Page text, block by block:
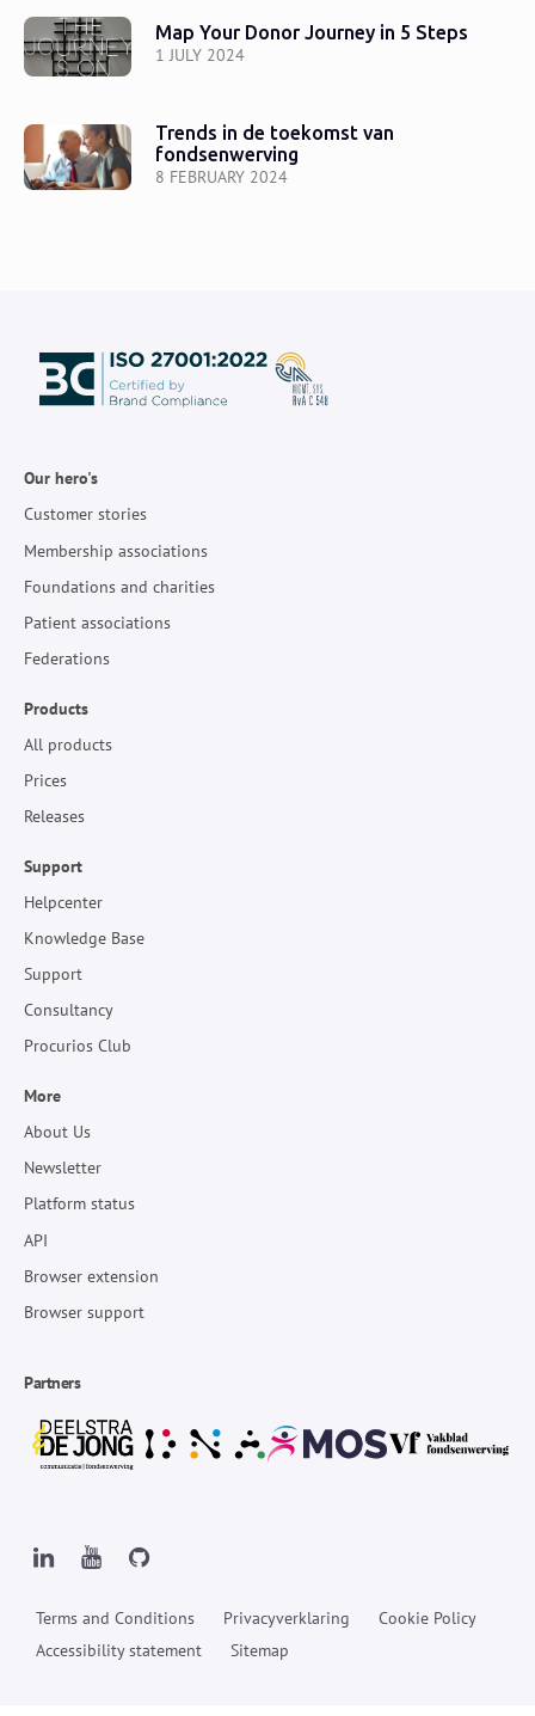
1 JULY 2024
Map Your Donor Journey in 5 Steps
8 FEBRUARY 2024
Trends in de toekomst van
fondsenwerving
Our hero's
Customer stories
Membership associations
Foundations and charities
Patient associations
Federations
Products
All products
Prices
Releases
Support
Helpcenter
Knowledge Base
Support
Consultancy
Procurios Club
More
About Us
Newsletter
Platform status
API
Browser extension
Browser support
Partners
Terms and Conditions Privacyverklaring
Cookie Policy
Accessibility statement
Sitemap